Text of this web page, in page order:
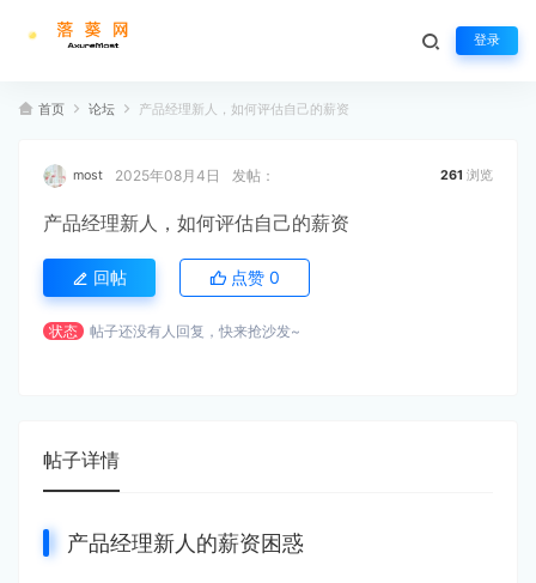
登录
首页 论坛 产品经理新人，如何评估自己的薪资
most 2025年08月4日 发帖： 261 浏览
产品经理新人，如何评估自己的薪资
回帖 点赞 0
状态 帖子还没有人回复，快来抢沙发~
帖子详情
产品经理新人的薪资困惑